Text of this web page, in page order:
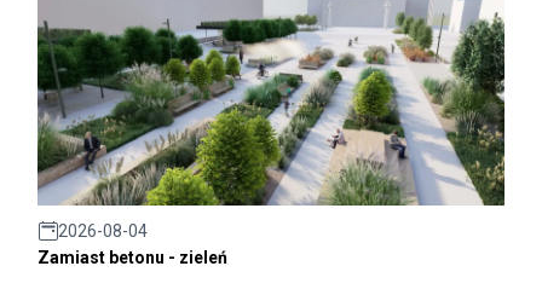
2026-08-04
Zamiast betonu - zieleń